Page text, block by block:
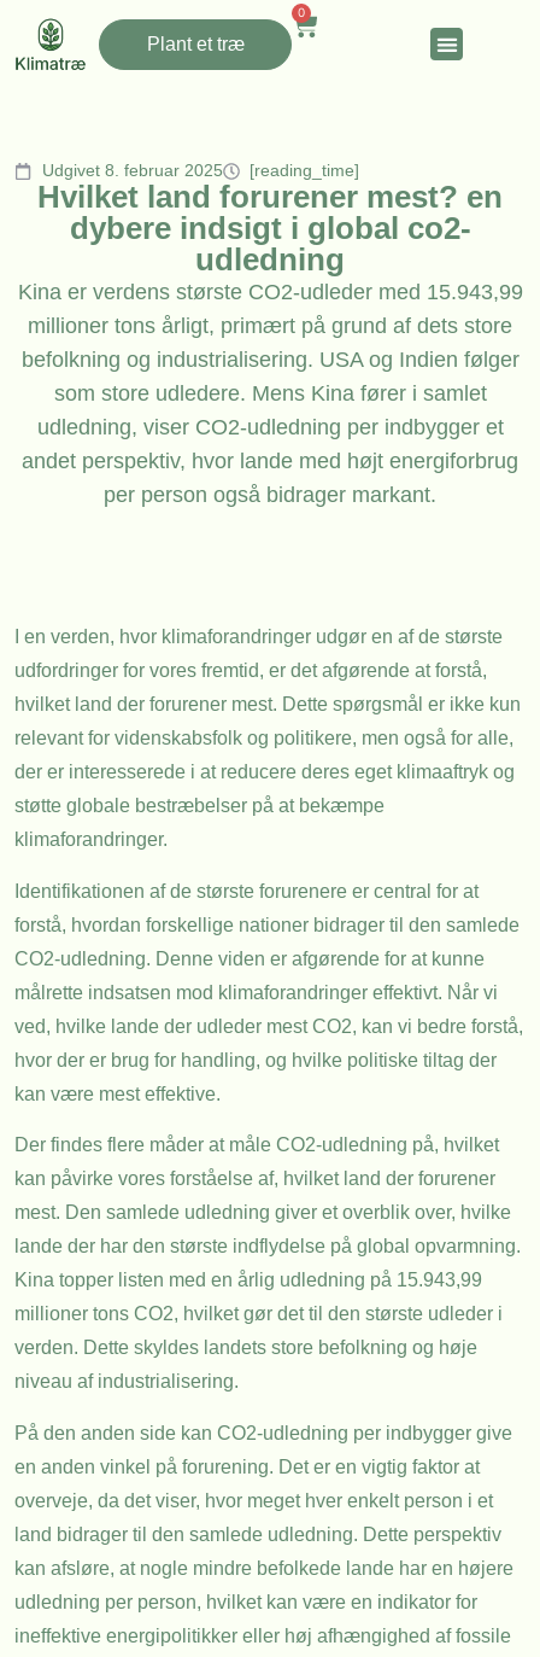
Plant et træ
0
Udgivet 8. februar 2025 [reading_time]
Hvilket land forurener mest? en
dybere indsigt i global co2-
udledning
Kina er verdens største CO2-udleder med 15.943,99
millioner tons årligt, primært på grund af dets store
befolkning og industrialisering. USA og Indien følger
som store udledere. Mens Kina fører i samlet
udledning, viser CO2-udledning per indbygger et
andet perspektiv, hvor lande med højt energiforbrug
per person også bidrager markant.
I en verden, hvor klimaforandringer udgør en af de største
udfordringer for vores fremtid, er det afgørende at forstå,
hvilket land der forurener mest. Dette spørgsmål er ikke kun
relevant for videnskabsfolk og politikere, men også for alle,
der er interesserede i at reducere deres eget klimaaftryk og
støtte globale bestræbelser på at bekæmpe
klimaforandringer.
Identifikationen af de største forurenere er central for at
forstå, hvordan forskellige nationer bidrager til den samlede
CO2-udledning. Denne viden er afgørende for at kunne
målrette indsatsen mod klimaforandringer effektivt. Når vi
ved, hvilke lande der udleder mest CO2, kan vi bedre forstå,
hvor der er brug for handling, og hvilke politiske tiltag der
kan være mest effektive.
Der findes flere måder at måle CO2-udledning på, hvilket
kan påvirke vores forståelse af, hvilket land der forurener
mest. Den samlede udledning giver et overblik over, hvilke
lande der har den største indflydelse på global opvarmning.
Kina topper listen med en årlig udledning på 15.943,99
millioner tons CO2, hvilket gør det til den største udleder i
verden. Dette skyldes landets store befolkning og høje
niveau af industrialisering.
På den anden side kan CO2-udledning per indbygger give
en anden vinkel på forurening. Det er en vigtig faktor at
overveje, da det viser, hvor meget hver enkelt person i et
land bidrager til den samlede udledning. Dette perspektiv
kan afsløre, at nogle mindre befolkede lande har en højere
udledning per person, hvilket kan være en indikator for
ineffektive energipolitikker eller høj afhængighed af fossile